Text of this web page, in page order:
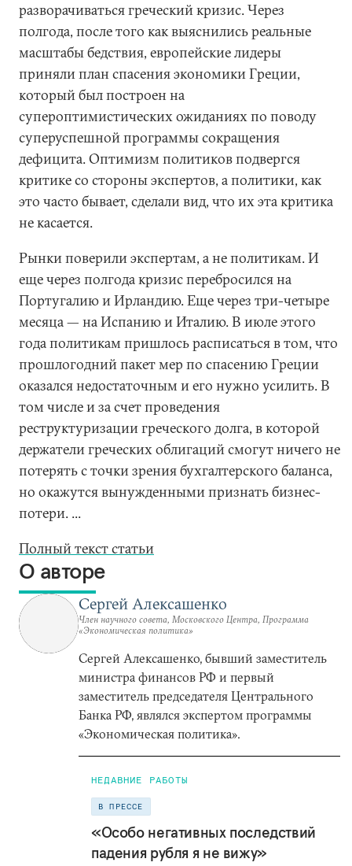
разворачиваться греческий кризис. Через
полгода, после того как выяснились реальные
масштабы бедствия, европейские лидеры
приняли план спасения экономики Греции,
который был построен на
супероптимистических ожиданиях по поводу
суперуспешной программы сокращения
дефицита. Оптимизм политиков подвергся
критике со стороны экспертов, а политики, как
это часто бывает, сделали вид, что их эта критика
не касается.
Рынки поверили экспертам, а не политикам. И
еще через полгода кризис перебросился на
Португалию и Ирландию. Еще через три-четыре
месяца — на Испанию и Италию. В июле этого
года политикам пришлось расписаться в том, что
прошлогодний пакет мер по спасению Греции
оказался недостаточным и его нужно усилить. В
том числе и за счет проведения
реструктуризации греческого долга, в которой
держатели греческих облигаций смогут ничего не
потерять с точки зрения бухгалтерского баланса,
но окажутся вынужденными признать бизнес-
потери. ...
Полный текст статьи
О авторе
Сергей Алексашенко
Член научного совета, Московского Центра, Программа
«Экономическая политика»
Сергей Алексашенко, бывший заместитель
министра финансов РФ и первый
заместитель председателя Центрального
Банка РФ, являлся экспертом программы
«Экономическая политика».
НЕДАВНИЕ РАБОТЫ
В ПРЕССЕ
«Особо негативных последствий
падения рубля я не вижу»